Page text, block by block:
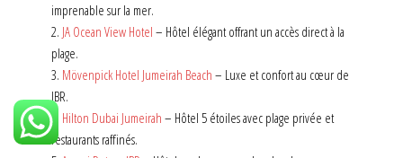
imprenable sur la mer.
2. JA Ocean View Hotel – Hôtel élégant offrant un accès direct à la
plage.
3. Mövenpick Hotel Jumeirah Beach – Luxe et confort au cœur de
JBR.
4. Hilton Dubai Jumeirah – Hôtel 5 étoiles avec plage privée et
restaurants raffinés.